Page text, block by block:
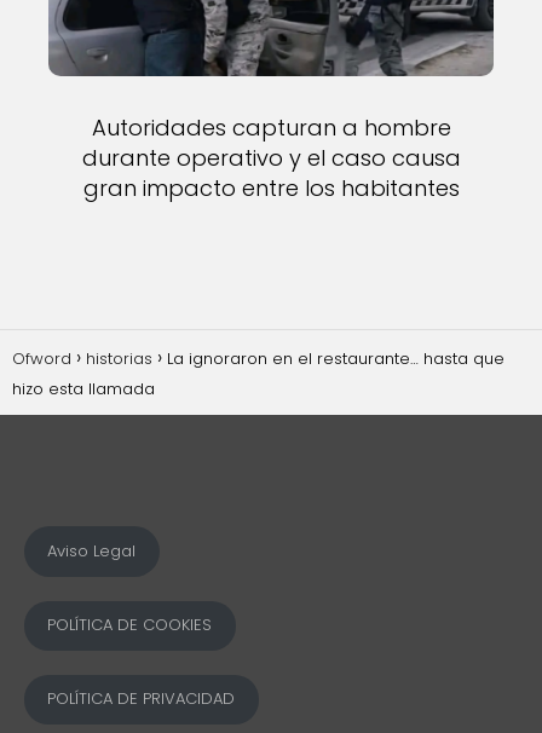
Autoridades capturan a hombre
durante operativo y el caso causa
gran impacto entre los habitantes
Ofword historias
La ignoraron en el restaurante… hasta que
hizo esta llamada
Aviso Legal
POLÍTICA DE COOKIES
POLÍTICA DE PRIVACIDAD